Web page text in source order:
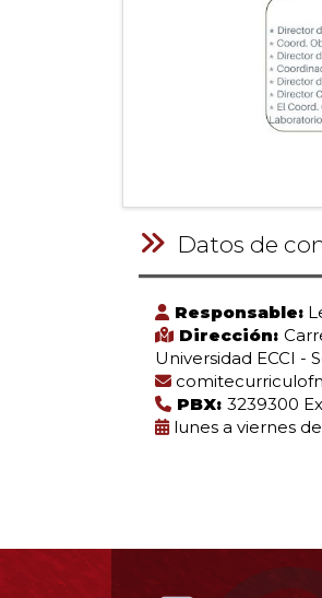
Datos de
Responsable:
Dirección:
Universidad ECCI -
PBX: 3239300
lunes a viernes